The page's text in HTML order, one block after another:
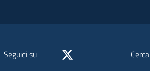
Seguici su Cerca